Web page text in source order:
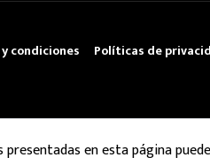
condiciones Políticas de
en esta página